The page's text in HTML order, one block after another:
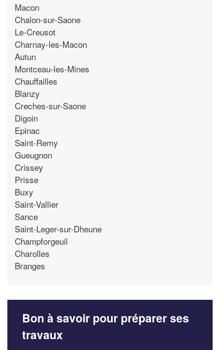
Macon
Chalon-sur-Saone
Le-Creusot
Charnay-les-Macon
Autun
Montceau-les-Mines
Chauffailles
Blanzy
Creches-sur-Saone
Digoin
Epinac
Saint-Remy
Gueugnon
Crissey
Prisse
Buxy
Saint-Vallier
Sance
Saint-Leger-sur-Dheune
Champforgeuil
Charolles
Branges
Bon à savoir pour préparer ses
travaux